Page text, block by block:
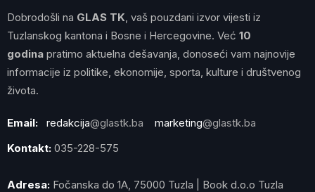
Dobrodošli na GLAS TK , vaš pouzdani izvor vijesti iz
Tuzlanskog kantona i Bosne i Hercegovine. Već 10
godina pratimo aktuelna dešavanja, donoseći vam najnovije
informacije iz politike, ekonomije, sporta, kulture i društvenog
života.
Email: redakcija@glastk.ba marketing@glastk.ba
Kontakt: 035-228-575
Adresa: Fočanska do 1A, 75000 Tuzla | Book d.o.o Tuzla